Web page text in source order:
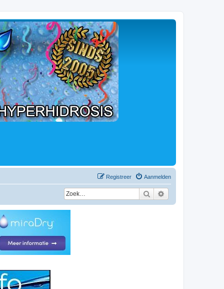
Aanmelden
Registreer
Zoek